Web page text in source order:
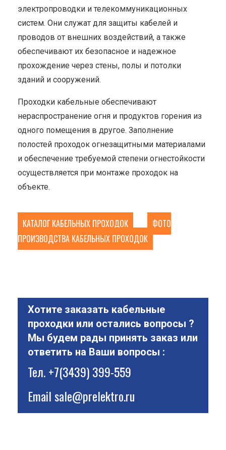
электропроводки и телекоммуникационных
систем. Они служат для защиты кабелей и
проводов от внешних воздействий, а также
обеспечивают их безопасное и надежное
прохождение через стены, полы и потолки
зданий и сооружений.
Проходки кабельные обеспечивают
нераспространение огня и продуктов горения из
одного помещения в другое. Заполнение
полостей проходок огнезащитными материалами
и обеспечение требуемой степени огнестойкости
осуществляется при монтаже проходок на
объекте.
КАТАЛОГ КАБЕЛЬНЫХ ПРОХОДОК
ФОТО
ПРОИЗВОДСТВА КАБЕЛЬНЫХ ПРОХОДОК
Хотите заказать кабельные
проходки или остались вопросы ?
Мы будем рады принять заказ или
ответить на Ваши вопросы :
Тел.+7(3439) 399-559
Emailsale@prelektro.ru